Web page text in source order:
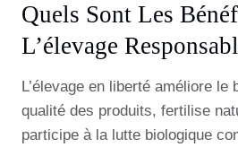
Quels Sont Les
L’élevage
L’élevage en liberté améliore le
qualité des produits, fertilise
participe à la lutte biologique